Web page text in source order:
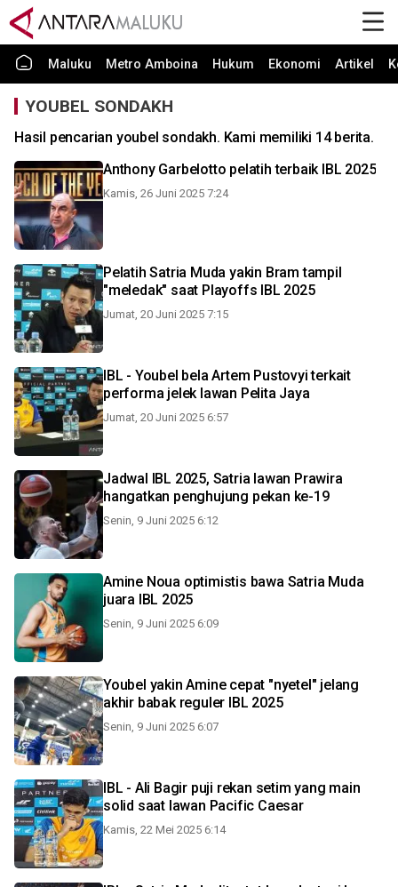
Maluku Metro Amboina Hukum Ekonomi Artikel
YOUBEL SONDAKH
Hasil pencarian youbel sondakh. Kami memiliki 14 berita.
Anthony Garbelotto pelatih terbaik IBL 2025
Kamis, 26 Juni 2025 7:24
Pelatih Satria Muda yakin Bram tampil
"meledak" saat Playoffs IBL 2025
Jumat, 20 Juni 2025 7:15
IBL - Youbel bela Artem Pustovyi terkait
performa jelek lawan Pelita Jaya
Jumat, 20 Juni 2025 6:57
Jadwal IBL 2025, Satria lawan Prawira
hangatkan penghujung pekan ke-19
Senin, 9 Juni 2025 6:12
Amine Noua optimistis bawa Satria Muda
juara IBL 2025
Senin, 9 Juni 2025 6:09
Youbel yakin Amine cepat "nyetel" jelang
akhir babak reguler IBL 2025
Senin, 9 Juni 2025 6:07
IBL - Ali Bagir puji rekan setim yang main
solid saat lawan Pacific Caesar
Kamis, 22 Mei 2025 6:14